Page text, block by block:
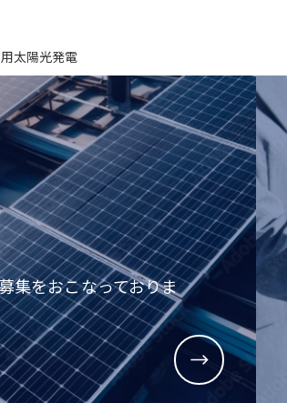
太陽光発電
集をおこなっておりま